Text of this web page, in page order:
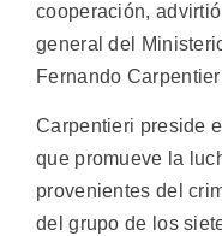
cooperación,
general del
Fernando
Carpentieri preside
que promueve la
provenientes del
del grupo de los